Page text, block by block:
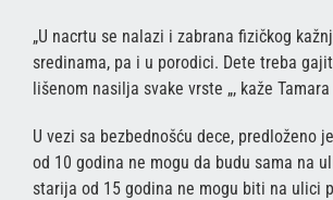
„U nacrtu se nalazi i zabrana fizičkog
sredinama, pa i u porodici. Dete treba
lišenom nasilja svake vrste „, kaže
U vezi sa bezbednošću dece, predloženo
od 10 godina ne mogu da budu sama na
starija od 15 godina ne mogu biti na ulici